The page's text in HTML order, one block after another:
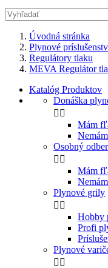
Úvodná stránka
Plynové
Regulátory tlaku
MEVA Regulátor
Katalóg Produktov
Donáška
 
Mám
Osobný
 
Mám
Plynové grily
 
Hobby
Profi
Plynové
 